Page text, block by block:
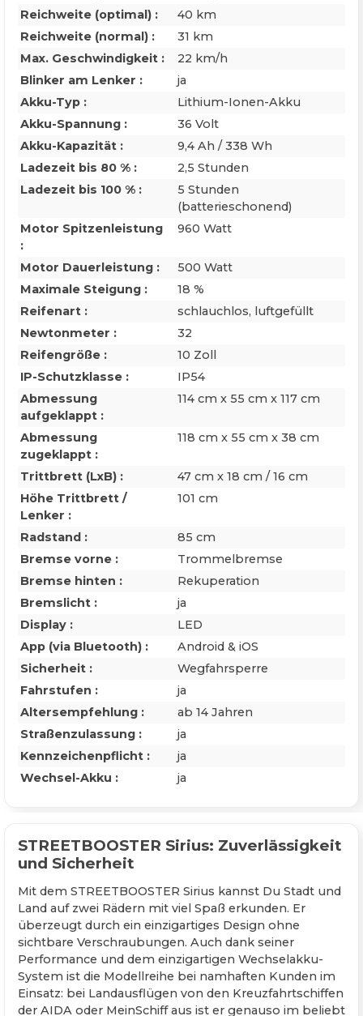
Reichweite (optimal) :
40 km
Reichweite (normal) :
31 km
Max. Geschwindigkeit :
22 km/h
Blinker am Lenker :
ja
Akku-Typ :
Lithium-Ionen-Akku
Akku-Spannung :
36 Volt
Akku-Kapazität :
9,4 Ah / 338 Wh
Ladezeit bis 80 % :
2,5 Stunden
Ladezeit bis 100 % :
5 Stunden
(batterieschonend)
Motor Spitzenleistung
:
960 Watt
Motor Dauerleistung :
500 Watt
Maximale Steigung :
18 %
Reifenart :
schlauchlos, luftgefüllt
Newtonmeter :
32
Reifengröße :
10 Zoll
IP-Schutzklasse :
IP54
Abmessung
aufgeklappt :
114 cm x 55 cm x 117 cm
Abmessung
zugeklappt :
118 cm x 55 cm x 38 cm
Trittbrett (LxB) :
47 cm x 18 cm / 16 cm
Höhe Trittbrett /
Lenker :
101 cm
Radstand :
85 cm
Bremse vorne :
Trommelbremse
Bremse hinten :
Rekuperation
Bremslicht :
ja
Display :
LED
App (via Bluetooth) :
Android & iOS
Sicherheit :
Wegfahrsperre
Fahrstufen :
ja
Altersempfehlung :
ab 14 Jahren
Straßenzulassung :
ja
Kennzeichenpflicht :
ja
Wechsel-Akku :
ja
STREETBOOSTER Sirius: Zuverlässigkeit
und Sicherheit
Mit dem STREETBOOSTER Sirius kannst Du Stadt und
Land auf zwei Rädern mit viel Spaß erkunden. Er
überzeugt durch ein einzigartiges Design ohne
sichtbare Verschraubungen. Auch dank seiner
Performance und dem einzigartigen Wechselakku-
System ist die Modellreihe bei namhaften Kunden im
Einsatz: bei Landausflügen von den Kreuzfahrtschiffen
der AIDA oder MeinSchiff aus ist er genauso im beliebt